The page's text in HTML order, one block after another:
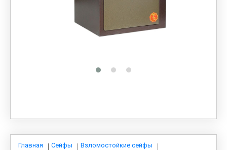
МЕДИЦИНСКАЯ МЕБЕЛЬ
СИСТЕМЫ ХРАНЕНИЯ
МЕБЕЛЬ ДЛЯ ДОМА
Главная Сейфы
Взломостойкие сейфы